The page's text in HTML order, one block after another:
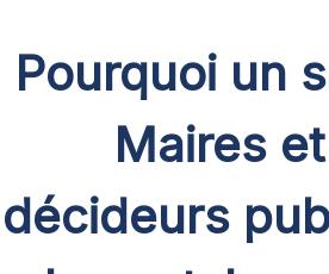
Pourquoi un
Maires
décideurs